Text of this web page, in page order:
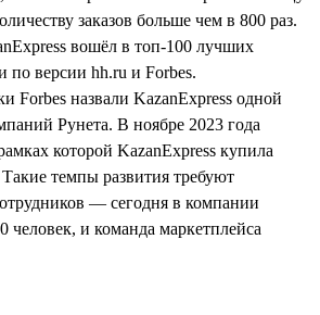
заказов больше чем в 800 раз.
вошёл в топ-100 лучших
по версии hh.ru и Forbes.
Forbes назвали KazanExpress одной
Рунета. В ноябре 2023 года
которой KazanExpress купила
темпы развития требуют
— сегодня в компании
человек, и команда маркетплейса